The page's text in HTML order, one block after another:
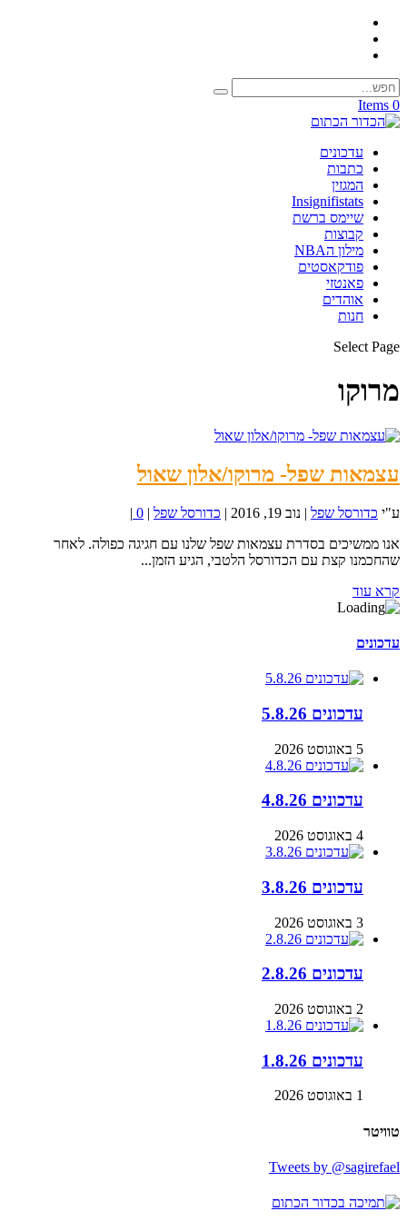
0 Items
עדכונים
כתבות
המגזין
Insignifistats
שיימס ברשת
קבוצות
מילון הNBA
פודקאסטים
פאנטזי
אוהדים
חנות
Select Page
מרוקו
עצמאות שפל- מרוקו/אלון שאול
ע"י כדורסל שפל | נוב 19, 2016 | כדורסל שפל |
0
|
אנו ממשיכים בסדרת עצמאות שפל שלנו עם חגיגה כפולה. לאחר
שהחכמנו קצת עם הכדורסל הלטבי, הגיע הזמן...
קרא עוד
עדכונים
עדכונים 5.8.26
5 באוגוסט 2026
עדכונים 4.8.26
4 באוגוסט 2026
עדכונים 3.8.26
3 באוגוסט 2026
עדכונים 2.8.26
2 באוגוסט 2026
עדכונים 1.8.26
1 באוגוסט 2026
טוויטר
Tweets by @sagirefael